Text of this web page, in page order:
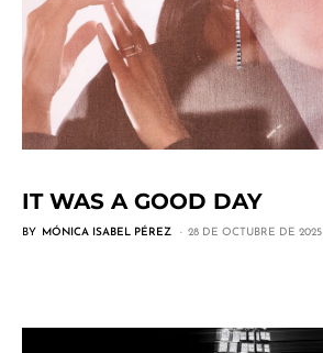
IT WAS A GOOD DAY
BY MÓNICA ISABEL PÉREZ 28 DE OCTUBRE DE 2025